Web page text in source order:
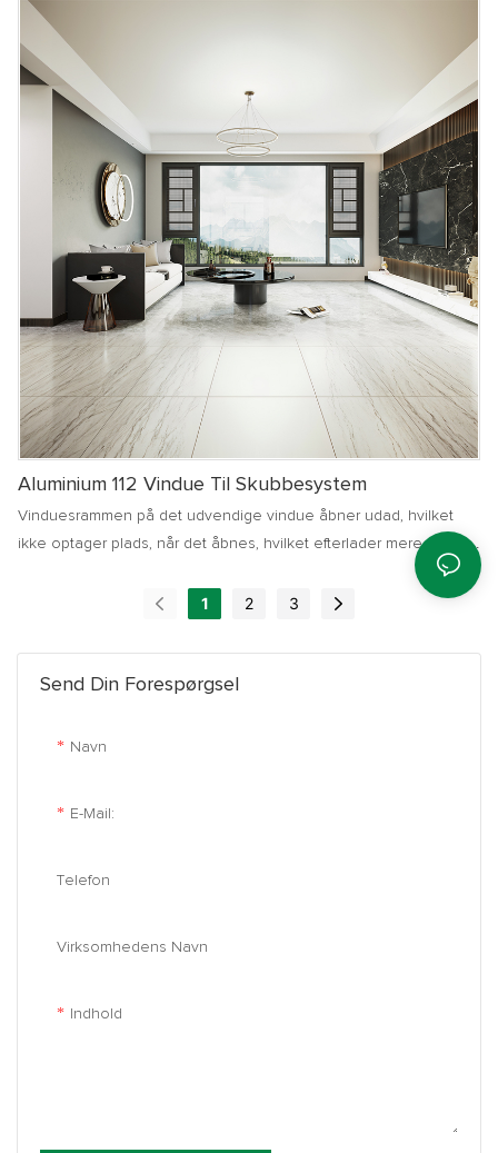
Send Din Forespørgsel
Navn
E-Mail:
Telefon
Virksomhedens Navn
Indhold
environment. The use of curtains and window sills is more free
and unobstructed
Aluminium 112 Vindue Til Skubbesystem
Vinduesrammen på det udvendige vindue åbner udad, hvilket
ikke optager plads, når det åbnes, hvilket efterlader mere plads
befordrende for møbellayout og har gode vandtætte egenskaber
1 2 3